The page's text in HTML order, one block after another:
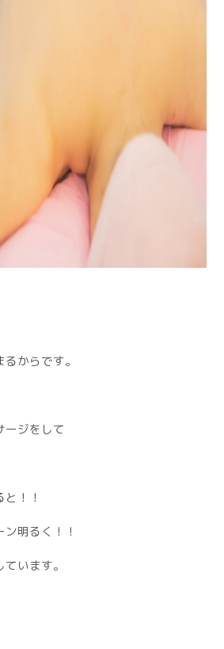
からです。
ージをして
！！
明るく！！
います。